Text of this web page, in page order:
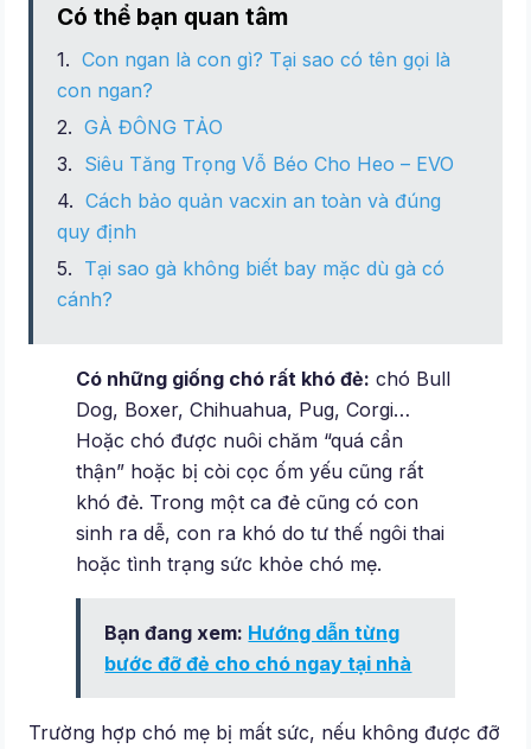
Có thể bạn quan tâm
Con ngan là con gì? Tại sao có tên gọi là
con ngan?
GÀ ĐÔNG TẢO
Siêu Tăng Trọng Vỗ Béo Cho Heo – EVO
Cách bảo quản vacxin an toàn và đúng
quy định
Tại sao gà không biết bay mặc dù gà có
cánh?
Có những giống chó rất khó đẻ: chó Bull
Dog, Boxer, Chihuahua, Pug, Corgi…
Hoặc chó được nuôi chăm “quá cẩn
thận” hoặc bị còi cọc ốm yếu cũng rất
khó đẻ. Trong một ca đẻ cũng có con
sinh ra dễ, con ra khó do tư thế ngôi thai
hoặc tình trạng sức khỏe chó mẹ.
Bạn đang xem: Hướng dẫn từng
bước đỡ đẻ cho chó ngay tại nhà
Trường hợp chó mẹ bị mất sức, nếu không được đỡ